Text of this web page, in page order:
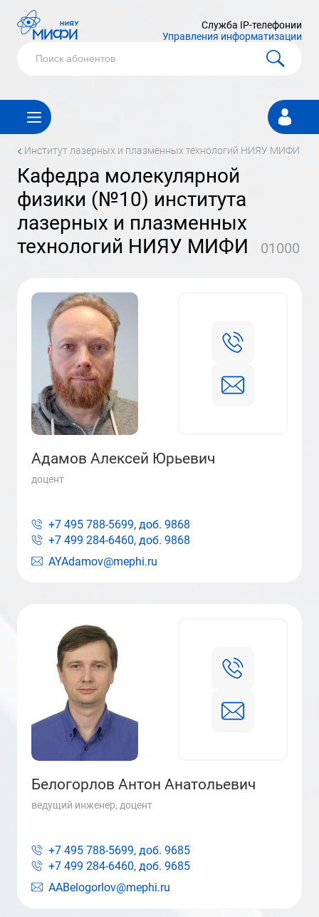
Служба IP-телефонии
Управления информатизации
Личный
кабинет
< институт лазерных и плазменных технологий НИЯУ МИФИ
кафедра молекулярной
физики (№10) института
лазерных и плазменных
технологий НИЯУ МИФИ
01000
Адамов Алексей Юрьевич
доцент
AYAdamov@mephi.ru
+7 495 788-5699, доб. 9868
+7 499 284-6460, доб. 9868
Белогорлов Антон Анатольевич
ведущий инженер, доцент
AABelogorlov@mephi.ru
+7 495 788-5699, доб. 9685
+7 499 284-6460, доб. 9685